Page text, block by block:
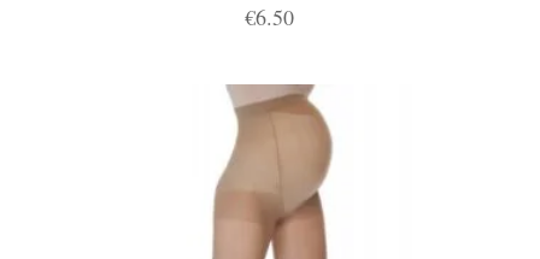
€6.50